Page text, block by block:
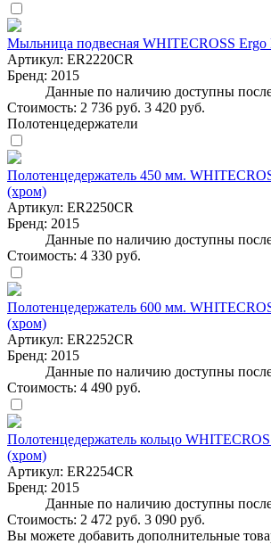
Мыльница подвесная WHITECROSS Ergo
Артикул: ER2220CR
Бренд: 2015
Данные по наличию доступны
Стоимость: 2 736 руб. 3 420 руб.
Полотенцедержатели
Полотенцедержатель 450 мм.
(хром)
Артикул: ER2250CR
Бренд: 2015
Данные по наличию доступны
Стоимость: 4 330 руб.
Полотенцедержатель 600 мм.
(хром)
Артикул: ER2252CR
Бренд: 2015
Данные по наличию доступны
Стоимость: 4 490 руб.
Полотенцедержатель кольцо
(хром)
Артикул: ER2254CR
Бренд: 2015
Данные по наличию доступны
Стоимость: 2 472 руб. 3 090 руб.
Вы можете добавить дополнительные